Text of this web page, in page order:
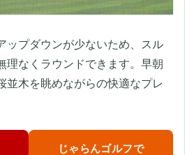
ップダウンが少ないため、スル
理なくラウンドできます。早朝
並木を眺めながらの快適なプレ
じゃらんゴルフで